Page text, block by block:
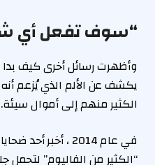
“سوف تفعل أي
وأظهرت رسائل أخرى كيف بدا
يكشف عن الألم الذي يُزعم
الكثير منهم إلى أموال سيئة.
في عام 2014 ،